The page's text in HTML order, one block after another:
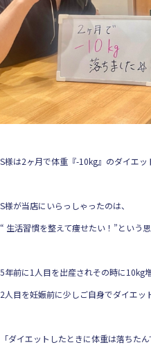
S様は2ヶ月で体重『-10kg』のダイエ
S様が当店にいらっしゃったのは、
“ 生活習慣を整えて痩せたい！”という思
5年前に1人目を出産されその時に10kg
2人目を妊娠前に少しご自身でダイエッ
「ダイエットしたときに体重は落ちた